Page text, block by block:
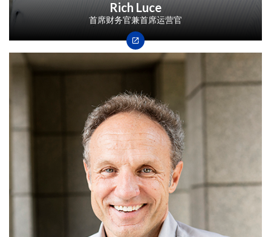
Rich Luce
首席财务官兼首席运营官